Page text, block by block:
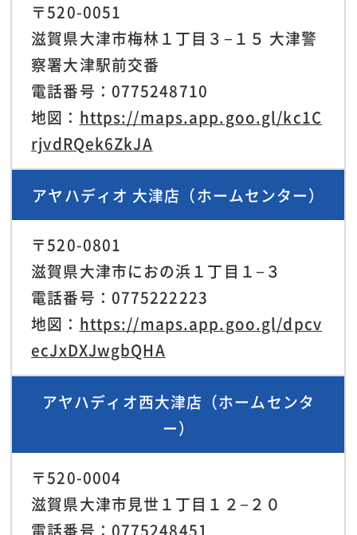
〒520-0051
滋賀県大津市梅林１丁目３−１５ 大津警
察署大津駅前交番
電話番号：0775248710
地図： https://maps.app.goo.gl/kc1C
rjvdRQek6ZkJA
アヤハディオ 大津店（ホームセンター）
〒520-0801
滋賀県大津市におの浜１丁目１−３
電話番号：0775222223
地図： https://maps.app.goo.gl/dpcv
ecJxDXJwgbQHA
アヤハディオ西大津店（ホームセンタ
ー）
〒520-0004
滋賀県大津市見世１丁目１２−２０
電話番号：0775248451